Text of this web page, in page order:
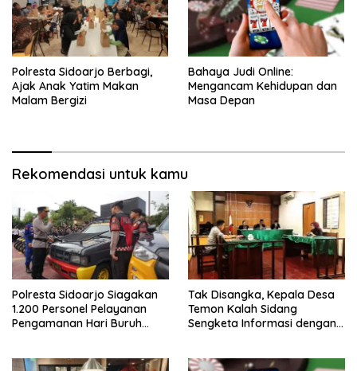
Polresta Sidoarjo Berbagi,
Ajak Anak Yatim Makan
Malam Bergizi
Bahaya Judi Online:
Mengancam Kehidupan dan
Masa Depan
Rekomendasi untuk kamu
Polresta Sidoarjo Siagakan
1.200 Personel Pelayanan
Pengamanan Hari Buruh
Tak Disangka, Kepala Desa
Temon Kalah Sidang
Sengketa Informasi dengan